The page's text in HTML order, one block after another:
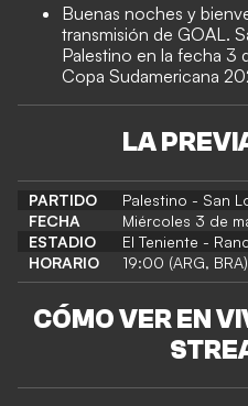
Buenas noches y
transmisión de GOAL.
Palestino en la fecha 3
Copa Sudamericana
LA
PARTIDO
Palestino - San
FECHA
Miércoles 3 de
ESTADIO
El Teniente -
HORARIO
19:00 (ARG,
CÓMO VER EN